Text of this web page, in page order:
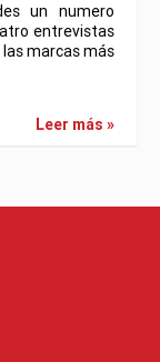
un numero
entrevistas
marcas más
Leer más »